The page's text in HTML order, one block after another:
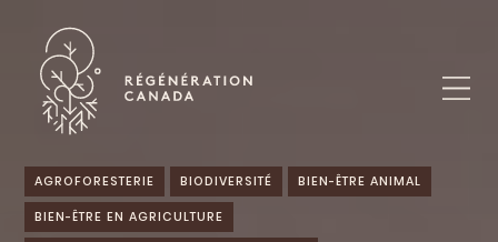
content
AGROFORESTERIE BIODIVERSITÉ BIEN-ÊTRE ANIMAL
BIEN-ÊTRE EN AGRICULTURE